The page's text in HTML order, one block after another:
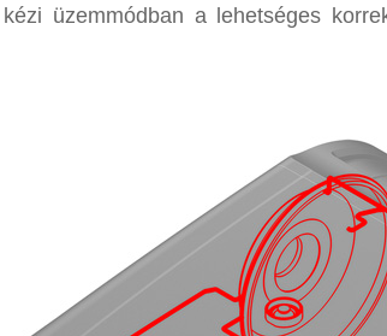
üzemmódban a lehetséges